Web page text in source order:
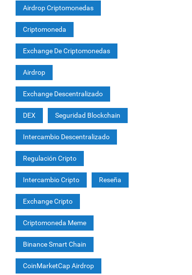
Airdrop Criptomonedas
Criptomoneda
Exchange De Criptomonedas
Airdrop
Exchange Descentralizado
DEX Seguridad Blockchain
Intercambio Descentralizado
Regulación Cripto
Intercambio Cripto Reseña
Exchange Cripto
Criptomoneda Meme
Binance Smart Chain
CoinMarketCap Airdrop